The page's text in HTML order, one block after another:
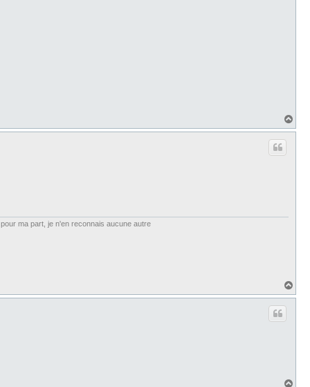
a
ma part, je n'en reconnais aucune autre
a